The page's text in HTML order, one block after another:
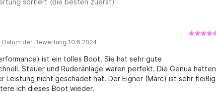
sortiert (die besten zuerst)
der Bewertung 10.6.2024
ist ein tolles Boot. Sie hat sehr gute
Steuer und Ruderanlage waren perfekt. Die Genua hatten
Leistung nicht geschadet hat. Der Eigner (Marc) ist sehr fleißig,
ich dieses Boot wieder.